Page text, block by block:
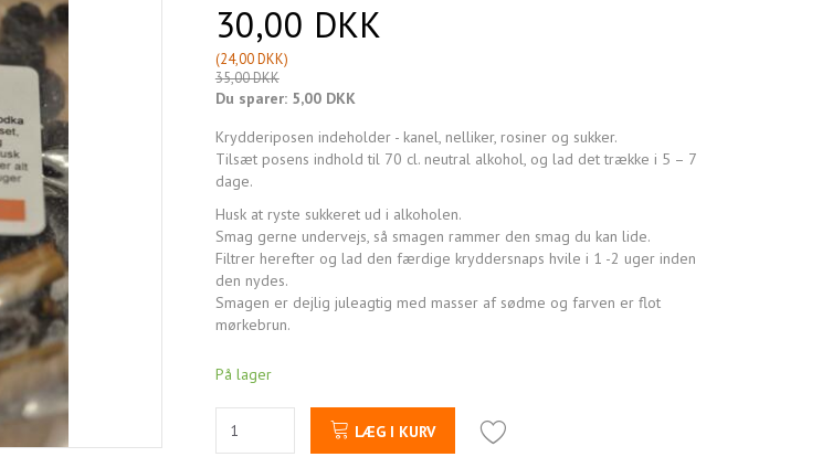
30,00 DKK
(24,00 DKK)
35,00 DKK
Du sparer: 5,00 DKK
Krydderiposen indeholder - kanel, nelliker, rosiner og sukker.
Tilsæt posens indhold til 70 cl. neutral alkohol, og lad det trække i 5 – 7
dage.
Husk at ryste sukkeret ud i alkoholen.
Smag gerne undervejs, så smagen rammer den smag du kan lide.
Filtrer herefter og lad den færdige kryddersnaps hvile i 1 -2 uger inden
den nydes.
Smagen er dejlig juleagtig med masser af sødme og farven er flot
mørkebrun.
På lager
LÆG I KURV